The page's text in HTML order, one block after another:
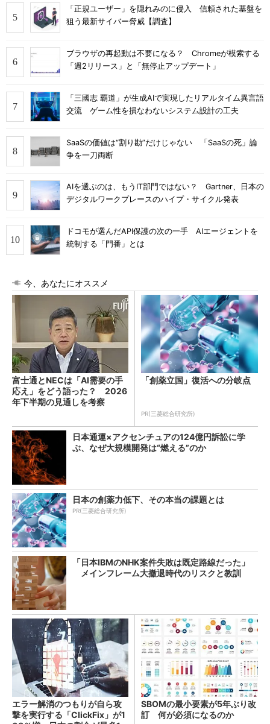
「正規ユーザー」を隠れみのに侵入 信頼された基盤を
狙う最新サイバー脅威【調査】
ブラウザの再起動は不要になる？ Chromeが模索する
「週2リリース」と「無停止アップデート」
「三國志 覇道」が生成AIで実現したリアルタイム異言語
交流 ゲーム性を損なわないシステム設計の工夫
SaaSの価値は“割り勘”だけじゃない 「SaaSの死」論
争を一刀両断
AIを選ぶのは、もうIT部門ではない？ Gartner、日本の
デジタルワークプレースのハイプ・サイクル発表
ドコモが選んだAPI保護の次の一手 AIエージェントを
統制する「門番」とは
今、あなたにオススメ
富士通とNECは「AI需要の手
応え」をどう語った？ 2026
年下半期の見通しを考察
「創薬立国」復活への分岐点
PR(三菱総合研究所)
日本通運×アクセンチュアの124億円訴訟に学
ぶ、なぜ大規模開発は“燃える”のか
日本の創薬力低下、その本当の課題とは
PR(三菱総合研究所)
「日本IBMのNHK案件失敗は既定路線だった」
メインフレーム大撤退時代のリスクと教訓
エラー解消のつもりが自ら攻
撃を実行する「ClickFix」が1
SBOMの最小要素が5年ぶり改
訂 何が必須になるのか